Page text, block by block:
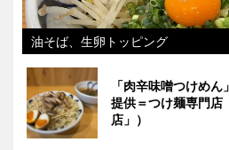
油そば、生卵トッピング
「肉辛味噌つけめ
提供＝つけ麺専門店
店」）